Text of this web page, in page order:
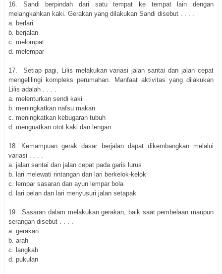
16.
Sandi berpindah dari satu tempat ke tempat lain dengan
melangkahkan kaki. Gerakan yang dilakukan Sandi disebut . . . .
a. berlari
b. berjalan
c. melompat
d. melempar
17.
Setiap pagi, Lilis melakukan variasi jalan santai dan jalan cepat
mengelilingi kompleks perumahan. Manfaat aktivitas yang dilakukan
Lilis adalah . . . .
a. melenturkan sendi kaki
b. meningkatkan nafsu makan
c. meningkatkan kebugaran tubuh
d. menguatkan otot kaki dan lengan
18. Kemampuan gerak dasar berjalan dapat dikembangkan melalui
variasi . . . .
a. jalan santai dan jalan cepat pada garis lurus
b. lari melewati rintangan dan lari berkelok-kelok
c. lempar sasaran dan ayun lempar bola
d. lari pelan dan lari menyusuri jalan setapak
19.
Sasaran dalam melakukan gerakan, baik saat pembelaan maupun
serangan disebut . . . .
a. gerakan
b. arah
c. langkah
d. pukulan